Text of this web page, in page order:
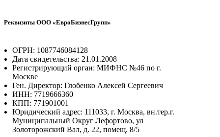
Реквизиты ООО «ЕвроБизнесГрупп»
ОГРН: 1087746084128
Дата свидетельства: 21.01.2008
Регистрирующий орган: МИФНС №46 по г.
Москве
Ген. Директор: Глобенко Алексей Сергеевич
ИНН: 7719666360
КПП: 771901001
Юридический адрес: 111033, г. Москва, вн.тер.г.
Муниципальный Округ Лефортово, ул
Золоторожский Вал, д. 22, помещ. 8/5